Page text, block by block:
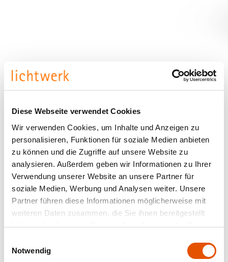
Diese Webseite verwendet Cookies
Wir verwenden Cookies, um Inhalte und Anzeigen zu
personalisieren, Funktionen für soziale Medien anbieten
zu können und die Zugriffe auf unsere Website zu
analysieren. Außerdem geben wir Informationen zu Ihrer
Verwendung unserer Website an unsere Partner für
soziale Medien, Werbung und Analysen weiter. Unsere
Partner führen diese Informationen möglicherweise mit
weiteren Daten zusammen, die Sie ihnen bereitgestellt
haben oder die sie im Rahmen Ihrer Nutzung der Dienste
Notwendig